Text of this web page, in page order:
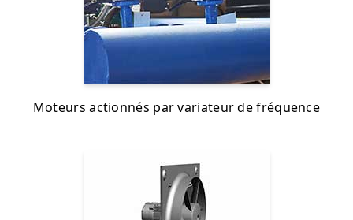
Moteurs actionnés par variateur de fréquence